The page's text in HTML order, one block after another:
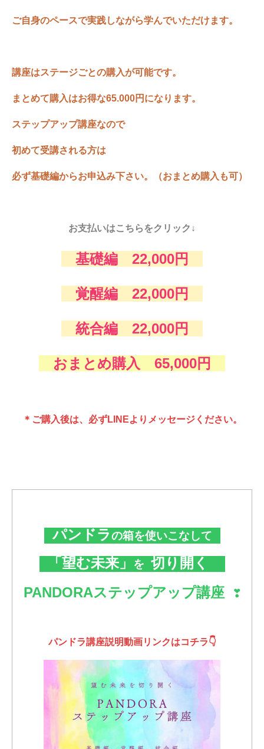
ご自身のペースで実践しながら学んでいただけます。
講座はステージごとの購入が可能です。
まとめて購入はお得な65.000円になります。
ステップアップ講座なので
初めて受講される方は
必ず基礎編からお申込み下さい。（おまとめ購入も可）
お支払いはこちらをクリック↓
基礎編 22,000円
覚醒編 22,000円
統合編 22,000円
おまとめ購入 65,000円
＊ご購入後は、必ずLINEよりメッセージください。
パンドラの箱を使いこなして
「 望む未来」 を 切り開く
PANDORAステップアップ講座❣
パンドラ講座説明動画リンクはコチラ👇